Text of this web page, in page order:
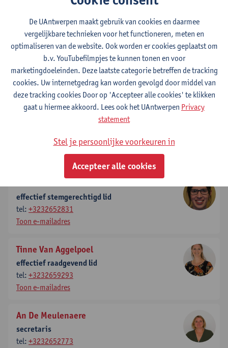
+3232652783
Toon e-mailadres
Hanne Verbelen
effectief raadgevend lid
Toon e-mailadres
+3232655329
Toon e-mailadres
effectief stemgerechtigd lid
tel: +3232652831
Toon e-mailadres
Tinne Van Aggelpoel
effectief raadgevend lid
tel: +3232659293
Toon e-mailadres
An De Meulenaere
secretaris
tel: +3232652773
De UAntwerpen maakt gebruik van cookies en daarmee
vergelijkbare technieken voor het functioneren, meten en
optimaliseren van de website. Ook worden er cookies geplaatst om
b.v. YouTubefilmpjes te kunnen tonen en voor
marketingdoeleinden. Deze laatste categorie betreffen de tracking
cookies. Uw internetgedrag kan worden gevolgd door middel van
deze tracking cookies Door op 'Accepteer alle cookies' te klikken
gaat u hiermee akkoord. Lees ook het UAntwerpen Privacy
statement
Stel je persoonlijke voorkeuren in
Accepteer alle cookies